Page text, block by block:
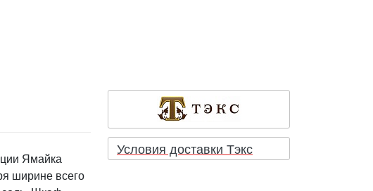
Ямайка
ширине всего
Условия доставки Тэкс